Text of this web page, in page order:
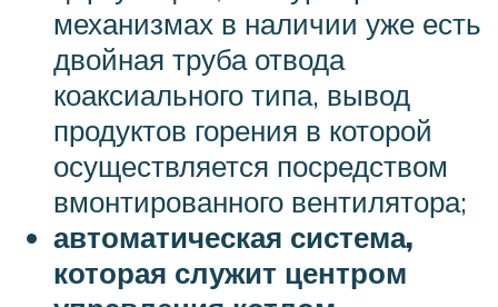
механизмах в наличии уже есть
двойная труба отвода
коаксиального типа, вывод
продуктов горения в которой
осуществляется посредством
вмонтированного вентилятора;
автоматическая система,
которая служит центром